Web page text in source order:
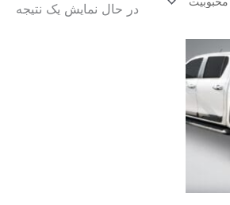
در حال نمایش یک نتیجه